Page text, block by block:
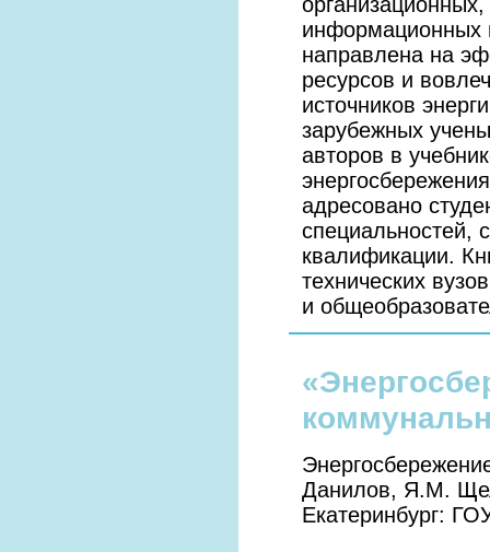
информационных
направлена на
ресурсов и
источников
зарубежных
авторов в
адресовано
специальностей,
квалификации.
технических
и
Данилов, Я.М.
Екатеринбург: